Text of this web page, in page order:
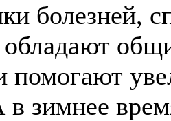
болезней,
обладают
помогают
в зимнее